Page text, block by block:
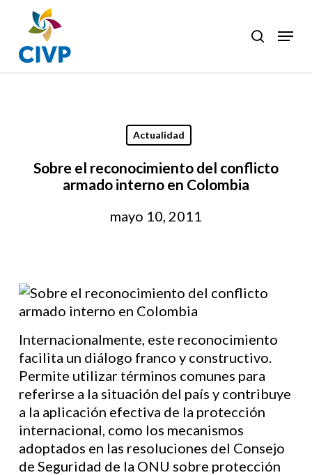
main
content
search
Menu
Actualidad
Sobre el reconocimiento del conflicto
armado interno en Colombia
mayo 10, 2011
Internacionalmente, este reconocimiento
facilita un diálogo franco y constructivo.
Permite utilizar términos comunes para
referirse a la situación del país y contribuye
a la aplicación efectiva de la protección
internacional, como los mecanismos
adoptados en las resoluciones del Consejo
de Seguridad de la ONU sobre protección
Close